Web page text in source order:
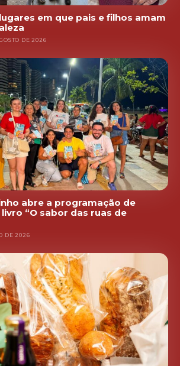
em que pais e filhos amam
DE 2026
abre a programação de
“O sabor das ruas de
DE 2026